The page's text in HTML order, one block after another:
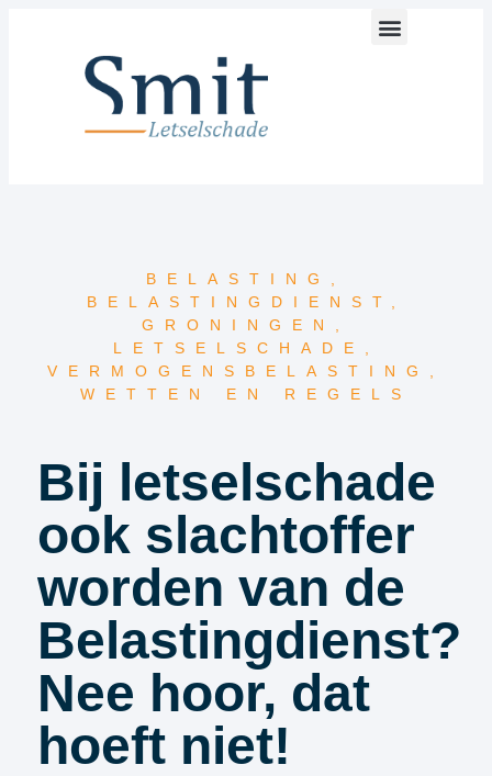
BELASTING
BELASTINGDIENST
GRONINGEN
LETSELSCHADE
VERMOGENSBELASTING
WETTEN EN REGELS
Bij letselschade
ook slachtoffer
worden van de
Belastingdienst?
Nee hoor, dat
hoeft niet!